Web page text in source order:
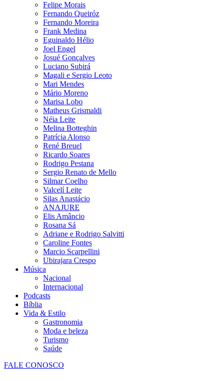
Felipe Morais
Fernando Queiróz
Fernando Moreira
Frank Medina
Eguinaldo Hélio
Joel Engel
Josué Gonçalves
Luciano Subirá
Magali e Sergio Leoto
Mari Mendes
Mário Moreno
Marisa Lobo
Matheus Grismaldi
Néia Leite
Melina Botteghin
Patrícia Alonso
René Breuel
Ricardo Soares
Rodrigo Pestana
Sergio Renato de Mello
Silmar Coelho
Valcelí Leite
Silas Anastácio
ANAJURE
Elis Amâncio
Rosana Sá
Adriane e Rodrigo Salvitti
Caroline Fontes
Marcio Scarpellini
Ubirajara Crespo
Música
Nacional
Internacional
Podcasts
Bíblia
Vida & Estilo
Gastronomia
Moda e beleza
Turismo
Saúde
FALE CONOSCO